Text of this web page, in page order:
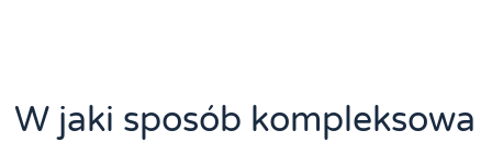
W jaki sposób kompleksowa